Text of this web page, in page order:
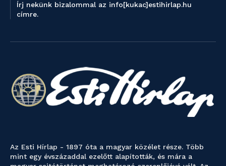
Írj nekünk bizalommal az info[kukac]estihirlap.hu
címre.
Az Esti Hírlap - 1897 óta a magyar közélet része. Több
mint egy évszázaddal ezelőtt alapították, és mára a